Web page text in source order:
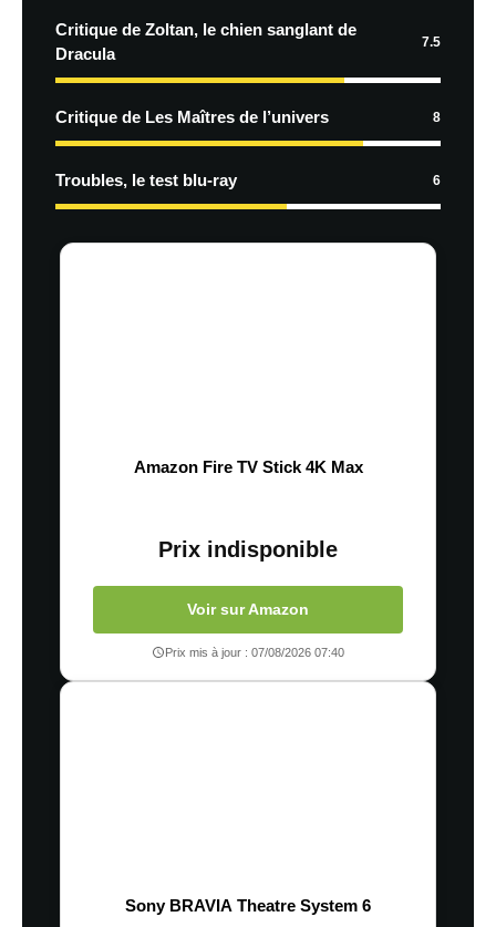
Critique de Zoltan, le chien sanglant de
Dracula
7.5
Critique de Les Maîtres de l’univers 8
Troubles, le test blu-ray 6
Amazon Fire TV Stick 4K Max
Prix indisponible
Voir sur Amazon
Prix mis à jour : 07/08/2026 07:40
Sony BRAVIA Theatre System 6